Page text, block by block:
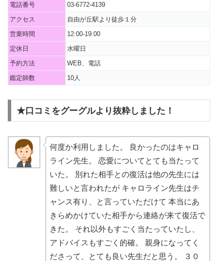
電話番号
03-6772-4139
アクセス
自由が丘駅より徒歩１分
営業時間
12:00-19:00
定休日
水曜日
予約方法
WEB、電話
鑑定師数
10人
★口コミをグーグルより抜粋しました！
何度か利用しました。 良かったのはキャロ
ライン先生。 恋愛についてとても当たって
いた。 別れた相手との復活は他の先生には
難しいと言われたが キャロライン先生はチ
ャンス有り、と言っていただけて 本当にあ
きらめかけていた相手から連絡が来て復活で
きた。 それ以外もすごく当たっていたし、
アドバイスもすごく的確。 親身になってく
ださって、とても良い先生だと思う。 ３０